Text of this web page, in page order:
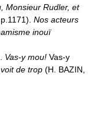
Monsieur Rudler, et
Nos acteurs
inouï
Vas-y mou! Vas-y
de trop (H. BAZIN,